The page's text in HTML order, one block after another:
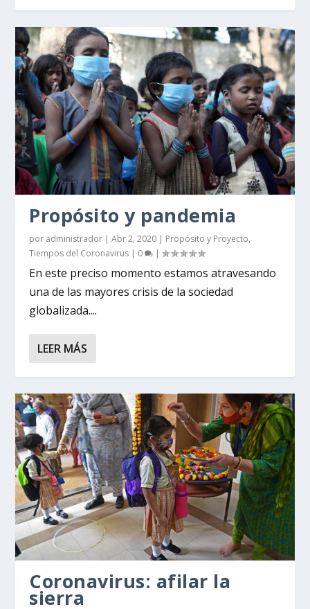
Propósito y pandemia
por administrador |Abr 2, 2020 | Propósito y Proyecto,
Tiempos del Coronavirus | 0 |
En este preciso momento estamos atravesando
una de las mayores crisis de la sociedad
globalizada....
LEER MÁS
Coronavirus: afilar la
sierra